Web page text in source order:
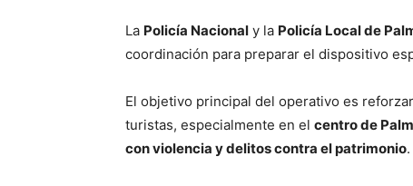
La Policía Nacional y la Policía Local de
coordinación para preparar el dispositivo
El objetivo principal del operativo es
turistas, especialmente en el centro de
con violencia y delitos contra el patrimonio.